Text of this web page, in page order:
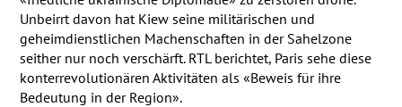
Unbeirrt davon hat Kiew seine militärischen und
geheimdienstlichen Machenschaften in der Sahelzone
seither nur noch verschärft. RTL berichtet, Paris sehe diese
konterrevolutionären Aktivitäten als «Beweis für ihre
Bedeutung in der Region».